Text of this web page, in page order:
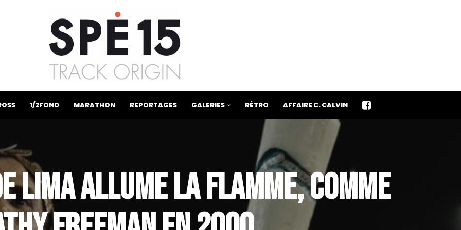
1/2FOND MARATHON REPORTAGES GALERIES RÉTRO AFFAIRE C. CALVIN
LIMA ALLUME LA FLAMME, COMME